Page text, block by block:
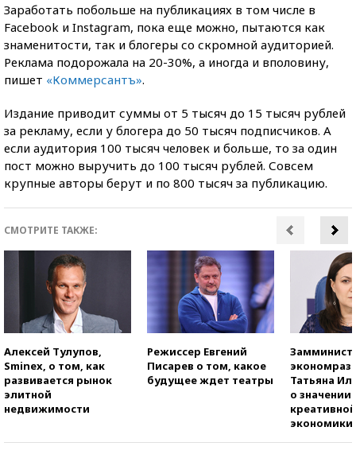
Заработать побольше на публикациях в том числе в
Facebook и Instagram, пока еще можно, пытаются как
знаменитости, так и блогеры со скромной аудиторией.
Реклама подорожала на 20-30%, а иногда и вполовину,
пишет «Коммерсантъ».
Издание приводит суммы от 5 тысяч до 15 тысяч рублей
за рекламу, если у блогера до 50 тысяч подписчиков. А
если аудитория 100 тысяч человек и больше, то за один
пост можно выручить до 100 тысяч рублей. Совсем
крупные авторы берут и по 800 тысяч за публикацию.
СМОТРИТЕ ТАКЖЕ:
Алексей Тулупов,
Sminex, о том, как
развивается рынок
элитной
недвижимости
Режиссер Евгений
Писарев о том, какое
будущее ждет театры
Татьяна
о значении
креативной
экономики